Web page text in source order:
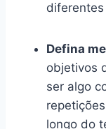
Defina
objetivos
ser algo
longo do